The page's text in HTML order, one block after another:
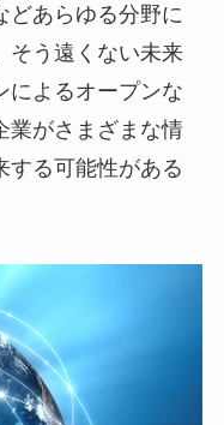
どあらゆる分野に
そう遠くない未来
によるオープンな
業がさまざまな情
する可能性がある